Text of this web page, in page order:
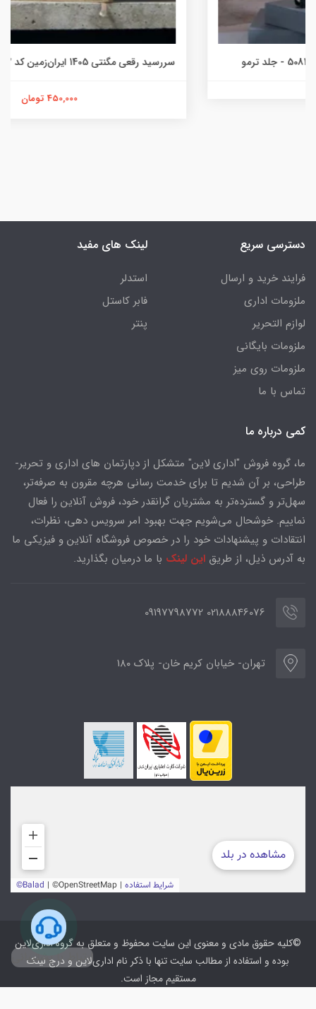
سررسید رقعی مگنتی 1405 ایران‌زمین کد 50803 - جلد حصیری
دسترسی سریع
فرایند خرید و ارسال
ملزومات اداری
لوازم التحریر
ملزومات بایگانی
ملزومات روی میز
تماس با ما
لینک های مفید
استدلر
فابر کاستل
پنتر
کمی درباره ما
ما، گروه فروش "اداری لاین" متشکل از دپارتمان های اداری و تحریر-
طراحی، بر آن شدیم تا برای خدمت رسانی هرچه مقرون به صرفه‌تر،
سهل‌تر و گسترده‌تر به مشتریان گرانقدر خود، فروش آنلاین را فعال
نماییم. خوشحال می‌شویم جهت بهبود امر سرویس دهی، نظرات،
انتقادات و پیشنهادات خود را در خصوص فروشگاه آنلاین و فیزیکی ما
به آدرس ذیل، از طریق این لینک با ما درمیان بگذارید.
02188846076 09197798772
تهران- خیابان کریم خان- پلاک ۱۸۰
ارتباط با پشتیبانی
©کلیه حقوق مادی و معنوی این سایت محفوظ و متعلق به گروه اداری‌لاین
بوده و استفاده از مطالب سایت تنها با ذکر نام اداری‌لاین و درج لینک
مستقیم مجاز است.